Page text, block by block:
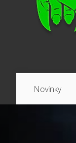
Novinky